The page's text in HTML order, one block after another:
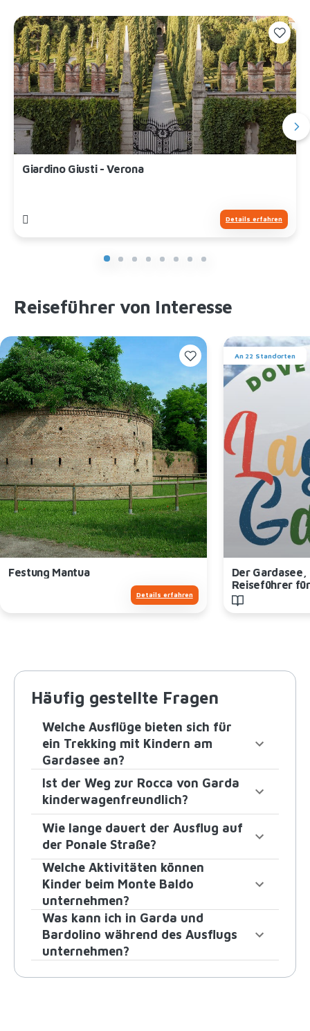
Giardino Giusti - Verona
Details erfahren
Reiseführer von Interesse
Festung Mantua
Details erfahren
An 22 Standorten
Der
Reiseführer
Kindern
Häufig gestellte Fragen
Welche Ausflüge bieten sich für
ein Trekking mit Kindern am
Gardasee an?
Ist der Weg zur Rocca von Garda
kinderwagenfreundlich?
Wie lange dauert der Ausflug auf
der Ponale Straße?
Welche Aktivitäten können
Kinder beim Monte Baldo
unternehmen?
Was kann ich in Garda und
Bardolino während des Ausflugs
unternehmen?